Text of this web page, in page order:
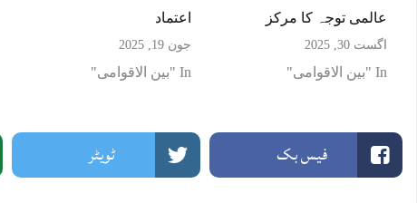
اعتماد
جون 19, 2025
In "بین الاقوامی"
عالمی توجہ کا مرکز
اگست 30, 2025
In "بین الاقوامی"
فیس بک ٹویٹر